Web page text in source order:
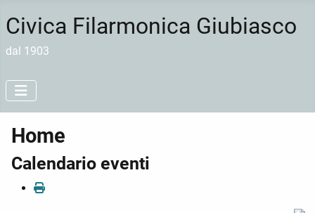
Civica Filarmonica Giubiasco
dal 1903
Home
Calendario eventi